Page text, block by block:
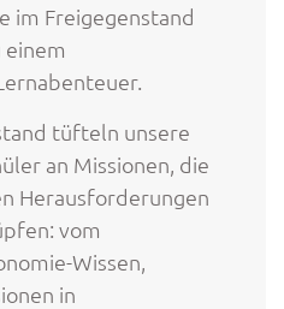
im Freigegenstand
einem
tüfteln unsere
an Missionen, die
Herausforderungen
vom
Wissen,
in